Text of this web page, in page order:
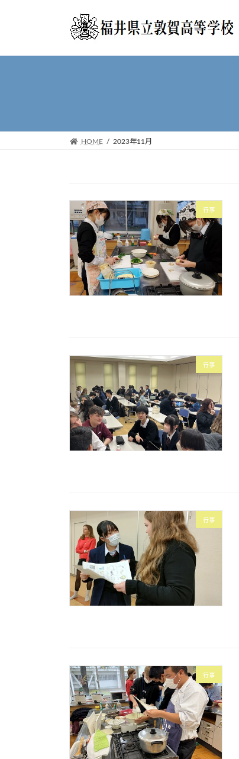
HOME 2023年11月
行事
行事
行事
行事